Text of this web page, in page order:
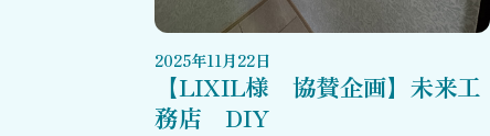
2025年11月22日
【LIXIL様 協賛企画】未来工
務店 DIY